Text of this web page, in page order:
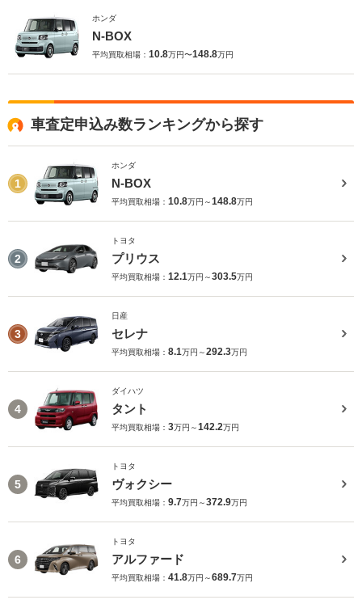
ホンダ
N-BOX
平均買取相場： 10.8万円〜148.8万円
車査定申込み数ランキングから探す
1
ホンダ
N-BOX
平均買取相場： 10.8万円～148.8万円
2
トヨタ
プリウス
平均買取相場： 12.1万円～303.5万円
3
日産
セレナ
平均買取相場： 8.1万円～292.3万円
4
ダイハツ
タント
平均買取相場： 3万円～142.2万円
5
トヨタ
ヴォクシー
平均買取相場： 9.7万円～372.9万円
6
トヨタ
アルファード
平均買取相場： 41.8万円～689.7万円